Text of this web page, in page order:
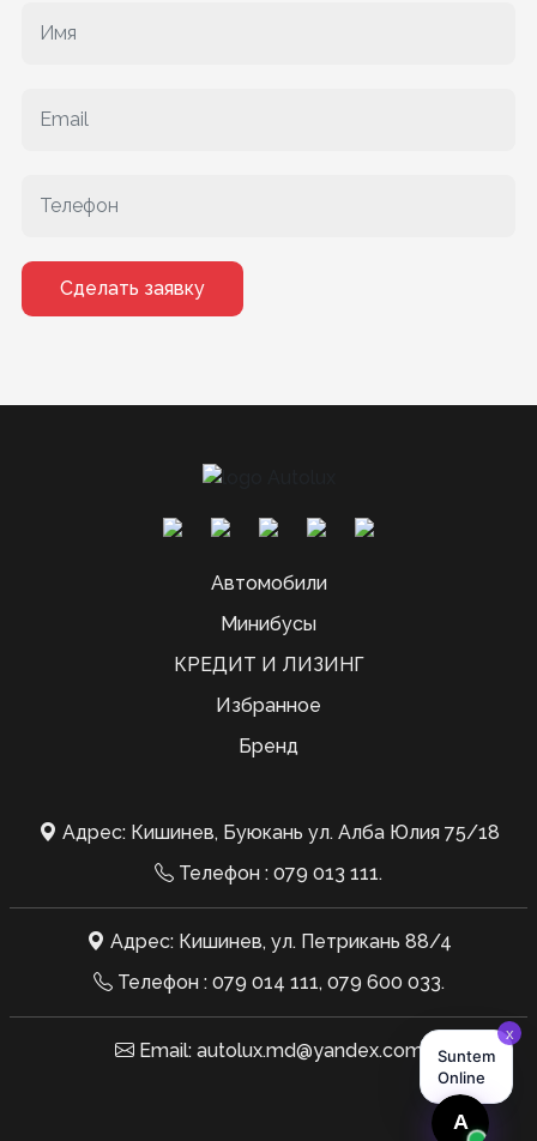
Сделать заявку
Автомобили
Минибусы
КРЕДИТ И ЛИЗИНГ
Избранное
Бренд
Адрес: Кишинев, Буюкань ул. Алба Юлия 75/18
Телефон : 079 013 111.
Адрес: Кишинев, ул. Петрикань 88/4
Телефон : 079 014 111, 079 600 033.
Email: autolux.md@yandex.com